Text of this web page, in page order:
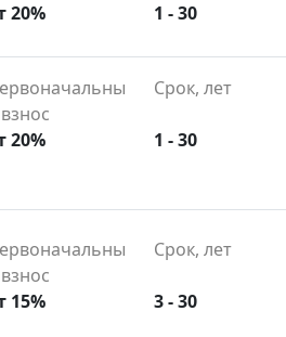
20% 1 - 30
Срок, лет
20% 1 - 30
Срок, лет
15% 3 - 30